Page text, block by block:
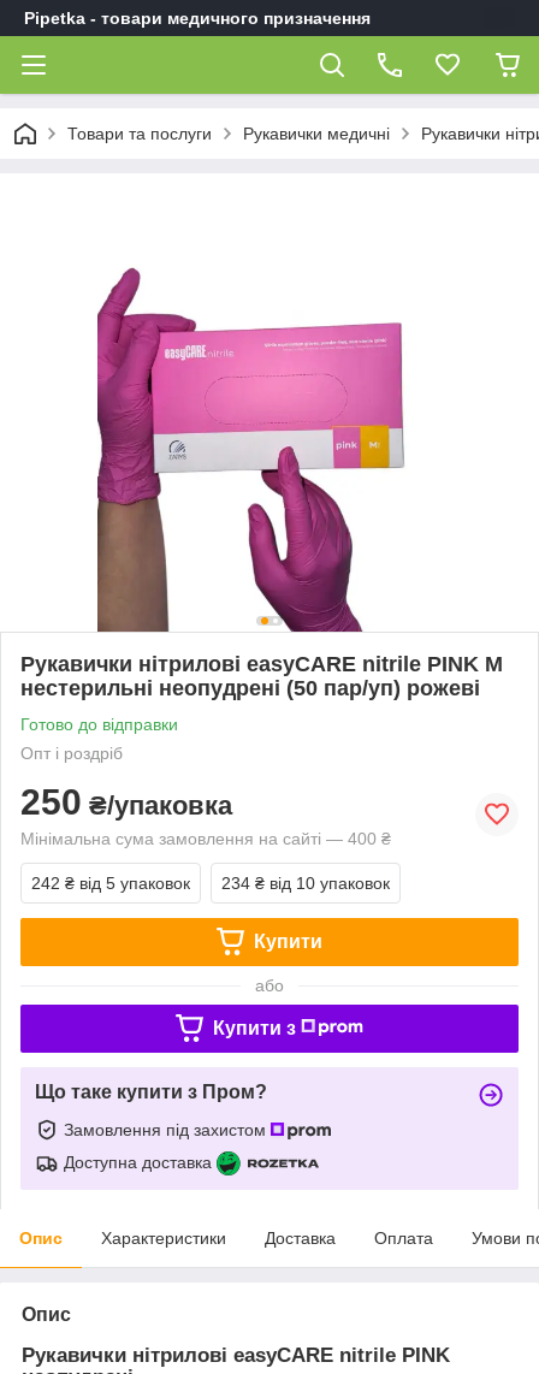
Pipetka - товари медичного призначення
Товари та послуги Рукавички медичні Рукавички
Рукавички нітрилові easyCARE nitrile PINK M
нестерильні неопудрені (50 пар/уп) рожеві
Готово до відправки
Опт і роздріб
250 ₴/упаковка
Мінімальна сума замовлення на сайті — 400 ₴
242 ₴ від 5 упаковок 234 ₴ від 10 упаковок
Купити
або
Купити з
Що таке купити з Пром?
Замовлення під захистом
Доступна доставка
Опис Характеристики Доставка Оплата Умови
Опис
Рукавички нітрилові easyCARE nitrile PINK